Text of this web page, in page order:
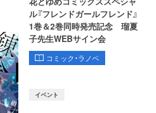
ル『フレンドガールフレンド』
1巻＆2巻同時発売記念 瑠夏
子先生WEBサイン会
コミック・ラノベ
イベント